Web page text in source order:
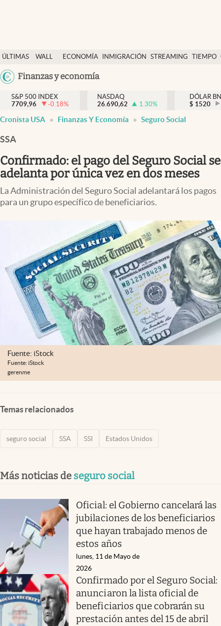
ÚLTIMAS
NOTICIAS
WALL
DÓLAR
ECONOMÍA INMIGRACIÓN STREAMING TIEMPO
México
Finanzas y economía
Finanzas y economía
Wall Street y dólar
Inmigración
Espiritual
Streaming
PC y mobile
USA
S&P 500 INDEX
7709,96
-0.18%
NASDAQ
26.690,62
1.30%
DÓLAR
$ 1520
Cronista USA Finanzas Y Economía Seguro Social
SSA
Confirmado: el pago del Seguro Social se
adelanta por única vez en dos meses
La Administración del Seguro Social adelantará los pagos
para un grupo específico de beneficiarios.
Fuente: iStock
Fuente: iStock
gerenme
Temas relacionados
seguro social SSA SSI Estados Unidos
Más noticias de seguro social
Oficial: el Gobierno cancelará las
jubilaciones de los beneficiarios
que hayan trabajado menos de
estos años
lunes, 11 de Mayo de
2026
Confirmado por el Seguro Social:
anunciaron la lista oficial de
beneficiarios que cobrarán su
prestación antes del 15 de abril